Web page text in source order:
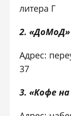
литера Г
2. «ДоМоД»
Адрес:
37
3. «Кофе на